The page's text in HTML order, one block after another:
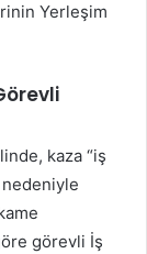
Yerleşim
kaza “iş
nedeniyle
görevli İş